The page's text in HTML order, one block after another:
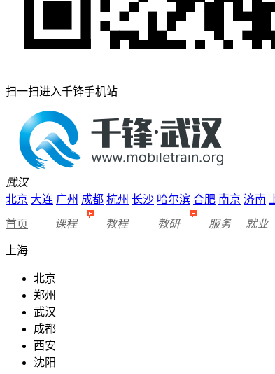
扫一扫进入千锋手机站
武汉
北京 大连 广州 成都 杭州 长沙 哈尔滨 合肥 南京 济南
首页 课程 教程 教研 服务 就业
上海
北京
郑州
武汉
成都
西安
沈阳